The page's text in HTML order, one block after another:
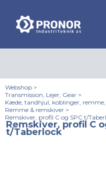
Webshop >
Transmission, Lejer, Gear >
Kæde, tandhjul, koblinger, remme,
Remme & remskiver >
Remskiver, profil C og SPC t/
Remskiver, profil C
t/Taberlock